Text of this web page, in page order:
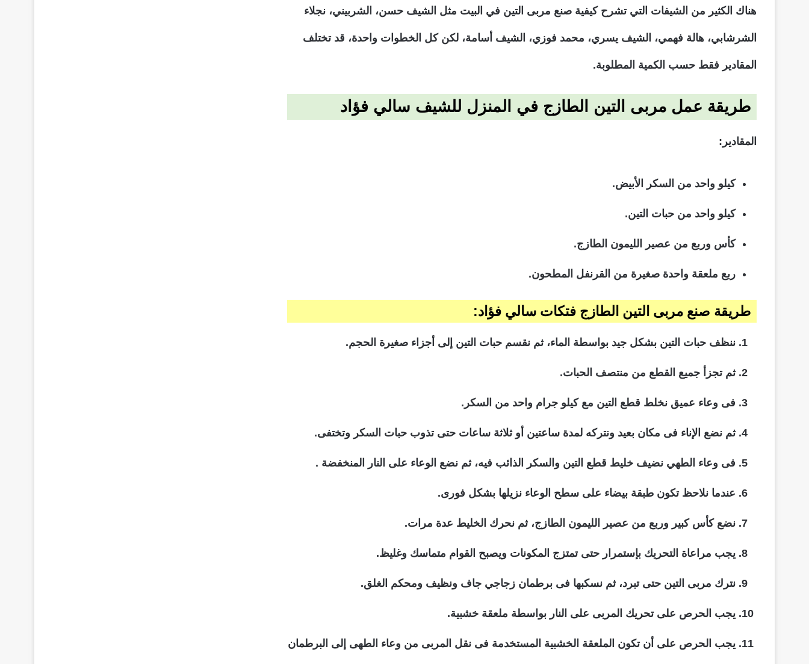
هناك الكثير من الشيفات التي تشرح كيفية صنع مربى التين في البيت مثل الشيف حسن، الشربيني، نجلاء
الشرشابي، هالة فهمي، الشيف يسري، محمد فوزي، الشيف أسامة، لكن كل الخطوات واحدة، قد تختلف
المقادير فقط حسب الكمية المطلوبة.
طريقة عمل مربى التين الطازج في المنزل للشيف سالي فؤاد
المقادير:
كيلو واحد من السكر الأبيض.
كيلو واحد من حبات التين.
كأس وربع من عصير الليمون الطازج.
ربع ملعقة واحدة صغيرة من القرنفل المطحون.
طريقة صنع مربى التين الطازج فتكات سالي فؤاد:
ننظف حبات التين بشكل جيد بواسطة الماء، ثم نقسم حبات التين إلى أجزاء صغيرة الحجم.
ثم تجزأ جميع القطع من منتصف الحبات.
فى وعاء عميق نخلط قطع التين مع كيلو جرام واحد من السكر.
ثم نضع الإناء فى مكان بعيد ونتركه لمدة ساعتين أو ثلاثة ساعات حتى تذوب حبات السكر وتختفى.
فى وعاء الطهي نضيف خليط قطع التين والسكر الذائب فيه، ثم نضع الوعاء على النار المنخفضة .
عندما نلاحظ تكون طبقة بيضاء على سطح الوعاء نزيلها بشكل فورى.
نضع كأس كبير وربع من عصير الليمون الطازج، ثم نحرك الخليط عدة مرات.
يجب مراعاة التحريك بإستمرار حتى تمتزج المكونات ويصبح القوام متماسك وغليظ.
نترك مربى التين حتى تبرد، ثم نسكبها فى برطمان زجاجي جاف ونظيف ومحكم الغلق.
يجب الحرص على تحريك المربى على النار بواسطة ملعقة خشبية.
يجب الحرص على أن تكون الملعقة الخشبية المستخدمة فى نقل المربى من وعاء الطهى إلى البرطمان